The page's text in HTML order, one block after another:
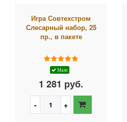
Игра Совтехстром
Слесарный набор, 25
пр., в пакете
Мало
1 281 руб.